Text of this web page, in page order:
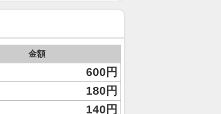
金額
600円
180円
140円